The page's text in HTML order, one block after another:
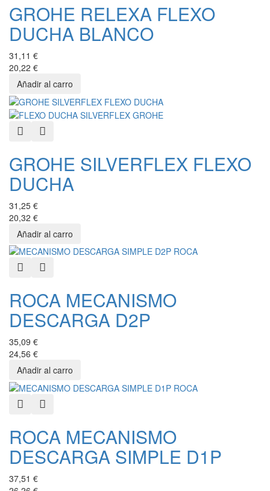
GROHE RELEXA FLEXO
DUCHA BLANCO
31,11 €
20,22 €
Quick View
GROHE SILVERFLEX FLEXO
DUCHA
31,25 €
20,32 €
Quick View
ROCA MECANISMO
DESCARGA D2P
35,09 €
24,56 €
Quick View
ROCA MECANISMO
DESCARGA SIMPLE D1P
37,51 €